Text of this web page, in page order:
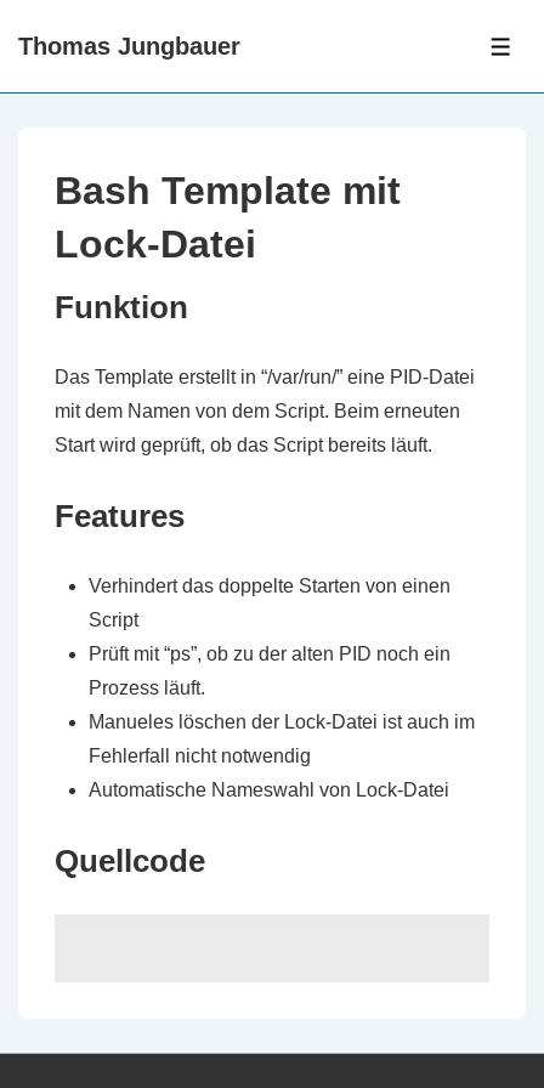
Thomas Jungbauer
Bash Template mit
Lock-Datei
Funktion
Das Template erstellt in “/var/run/” eine PID-Datei
mit dem Namen von dem Script. Beim erneuten
Start wird geprüft, ob das Script bereits läuft.
Features
Verhindert das doppelte Starten von einen
Script
Prüft mit “ps”, ob zu der alten PID noch ein
Prozess läuft.
Manueles löschen der Lock-Datei ist auch im
Fehlerfall nicht notwendig
Automatische Nameswahl von Lock-Datei
Quellcode